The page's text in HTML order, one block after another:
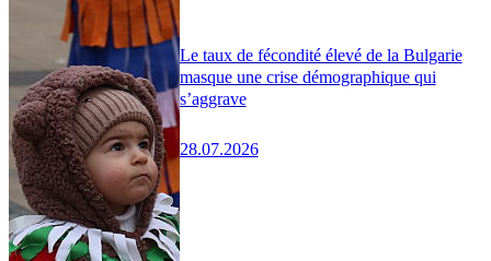
Le taux de fécondité élevé de la Bulgarie
masque une crise démographique qui
s’aggrave
28.07.2026